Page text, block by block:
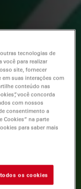
tecnologias de
você para realizar
site, fornecer
suas interações com
conteúdo nas
você concorda
com nossos
consentimento a
Cookies” na parte
para saber mais
os cookies